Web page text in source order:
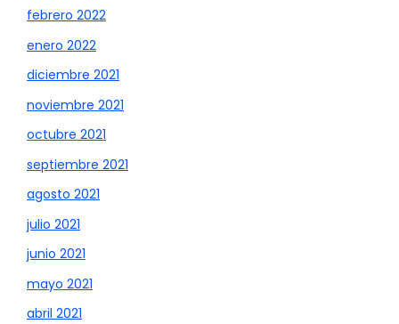
febrero 2022
enero 2022
diciembre 2021
noviembre 2021
octubre 2021
septiembre 2021
agosto 2021
julio 2021
junio 2021
mayo 2021
abril 2021